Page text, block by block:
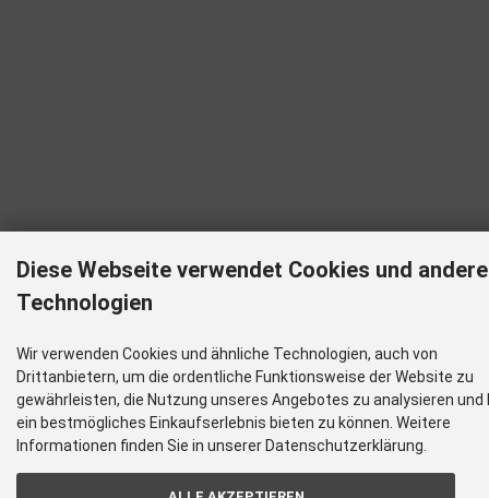
Diese Webseite verwendet Cookies und andere
Technologien
Wir verwenden Cookies und ähnliche Technologien, auch von
Drittanbietern, um die ordentliche Funktionsweise der Website zu
gewährleisten, die Nutzung unseres Angebotes zu analysieren und
ein bestmögliches Einkaufserlebnis bieten zu können. Weitere
Informationen finden Sie in unserer Datenschutzerklärung.